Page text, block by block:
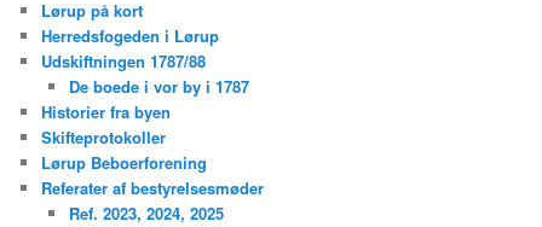
Lørup på kort
Herredsfogeden i Lørup
Udskiftningen 1787/88
De boede i vor by i 1787
Historier fra byen
Skifteprotokoller
Lørup Beboerforening
Referater af bestyrelsesmøder
Ref. 2023, 2024, 2025